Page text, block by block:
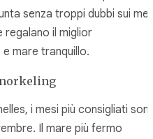
senza troppi dubbi sui
regalano il miglior
mare tranquillo.
i mesi più consigliati
Il mare più fermo